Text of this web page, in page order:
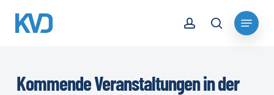
search
Menu
Kommende Veranstaltungen in der
Close